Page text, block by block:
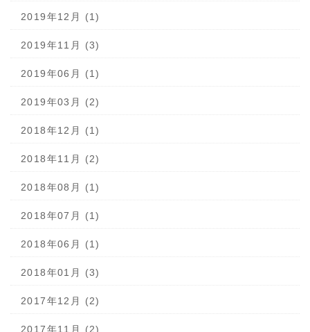
2019年12月 (1)
2019年11月 (3)
2019年06月 (1)
2019年03月 (2)
2018年12月 (1)
2018年11月 (2)
2018年08月 (1)
2018年07月 (1)
2018年06月 (1)
2018年01月 (3)
2017年12月 (2)
2017年11月 (2)